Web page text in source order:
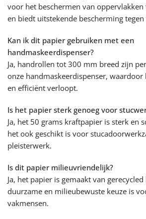
voor het beschermen van
en biedt uitstekende bescherming
Kan ik dit papier gebruiken met een
handmaskeerdispenser?
Ja, handrollen tot 300 mm breed zijn
onze handmaskeerdispenser, waardoor
en efficiënt verloopt.
Is het papier sterk genoeg voor
Ja, het 50 grams kraftpapier is sterk en
het ook geschikt is voor
pleisterwerk.
Is dit papier milieuvriendelijk?
Ja, het papier is gemaakt van
duurzame en milieubewuste keuze is
vakmensen.